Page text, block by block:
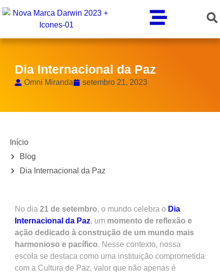
Dia Internacional da Paz
Omni Miranda setembro 21, 2023
Início
Blog
Dia Internacional da Paz
No dia 21 de setembro, o mundo celebra o Dia
Internacional da Paz, um momento de reflexão e
ação dedicado à construção de um mundo mais
harmonioso e pacífico. Nesse contexto, nossa
escola se destaca como uma instituição comprometida
com a Cultura de Paz, valor que não apenas é